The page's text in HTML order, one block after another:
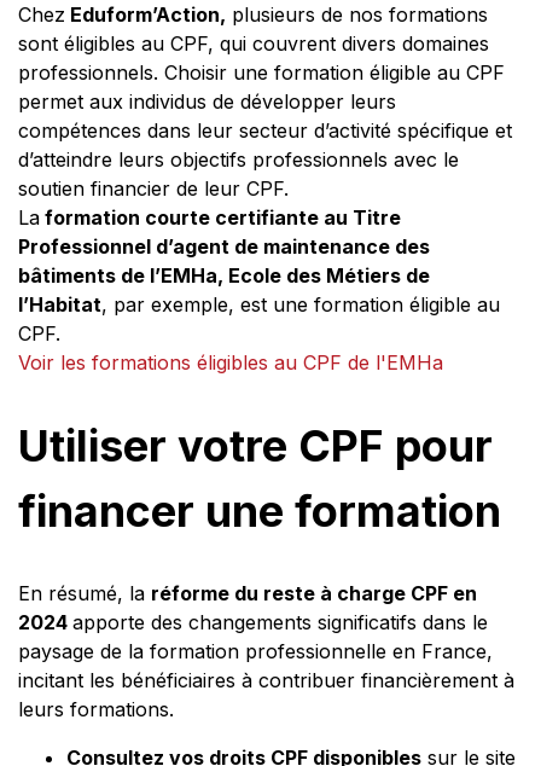
Chez Eduform’Action, plusieurs de nos formations
sont éligibles au CPF, qui couvrent divers domaines
professionnels. Choisir une formation éligible au CPF
permet aux individus de développer leurs
compétences dans leur secteur d’activité spécifique et
d’atteindre leurs objectifs professionnels avec le
soutien financier de leur CPF.
La formation courte certifiante au Titre
Professionnel d’agent de maintenance des
bâtiments de l’EMHa, Ecole des Métiers de
l’Habitat, par exemple, est une formation éligible au
CPF.
Voir les formations éligibles au CPF de l'EMHa
Utiliser votre CPF pour
financer une formation
En résumé, la réforme du reste à charge CPF en
2024 apporte des changements significatifs dans le
paysage de la formation professionnelle en France,
incitant les bénéficiaires à contribuer financièrement à
leurs formations.
Consultez vos droits CPF disponibles sur le site